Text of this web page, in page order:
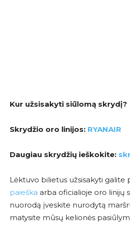
Kur užsisakyti siūlomą skrydį?
Skrydžio oro linijos: RYANAIR
Daugiau skrydžių ieškokite:
Lėktuvo bilietus užsisakyti galite
paieška arba oficialioje oro linijų
nuorodą įveskite nurodytą
matysite mūsų kelionės